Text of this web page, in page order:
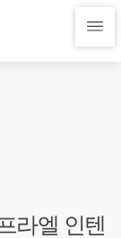
라엘 인텐